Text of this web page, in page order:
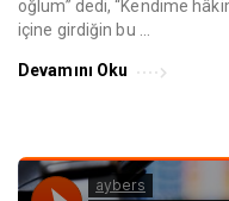
oğlum” dedi, “Kendime
içine girdiğin bu …
Devamını Oku